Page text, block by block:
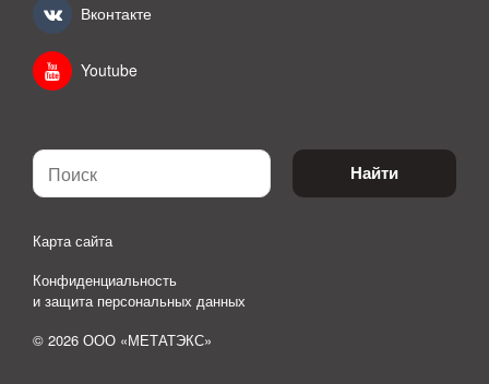
Вконтакте
Youtube
Найти
Карта сайта
Конфиденциальность
и защита персональных данных
© 2026 ООО «МЕТАТЭКС»